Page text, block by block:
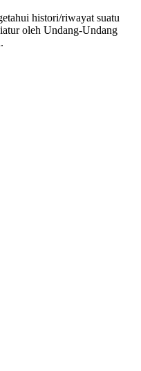
histori/riwayat suatu
oleh Undang-Undang